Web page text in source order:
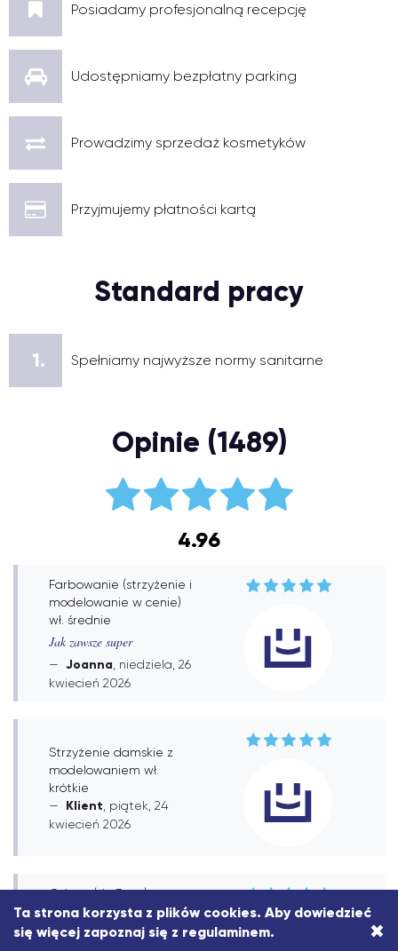
Posiadamy profesjonalną recepcję
Udostępniamy bezpłatny parking
Prowadzimy sprzedaż kosmetyków
Przyjmujemy płatności kartą
Standard pracy
1. Spełniamy najwyższe normy sanitarne
Opinie (1489)
4.96
Farbowanie (strzyżenie i
modelowanie w cenie)
wł. średnie
Jak zawsze super
Joanna , niedziela, 26
kwiecień 2026
Strzyżenie damskie z
modelowaniem wł.
krótkie
Klient , piątek, 24
kwiecień 2026
Odrost (do 3 cm)
strzyżenie i
modelowanie w cenie
Ta strona korzysta z plików cookies. Aby dowiedzieć
się więcej zapoznaj się z regulaminem. ×